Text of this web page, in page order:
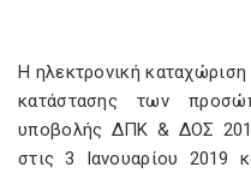
Η ηλεκτρονική
κατάστασης των
υποβολής ΔΠΚ & ΔΟΣ
στις 3 Ιανουαρίου 2019